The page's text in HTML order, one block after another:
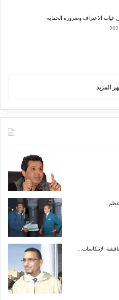
غياب الاعتراف وضرورة الحماية
المزيد
الإنتكاسات…